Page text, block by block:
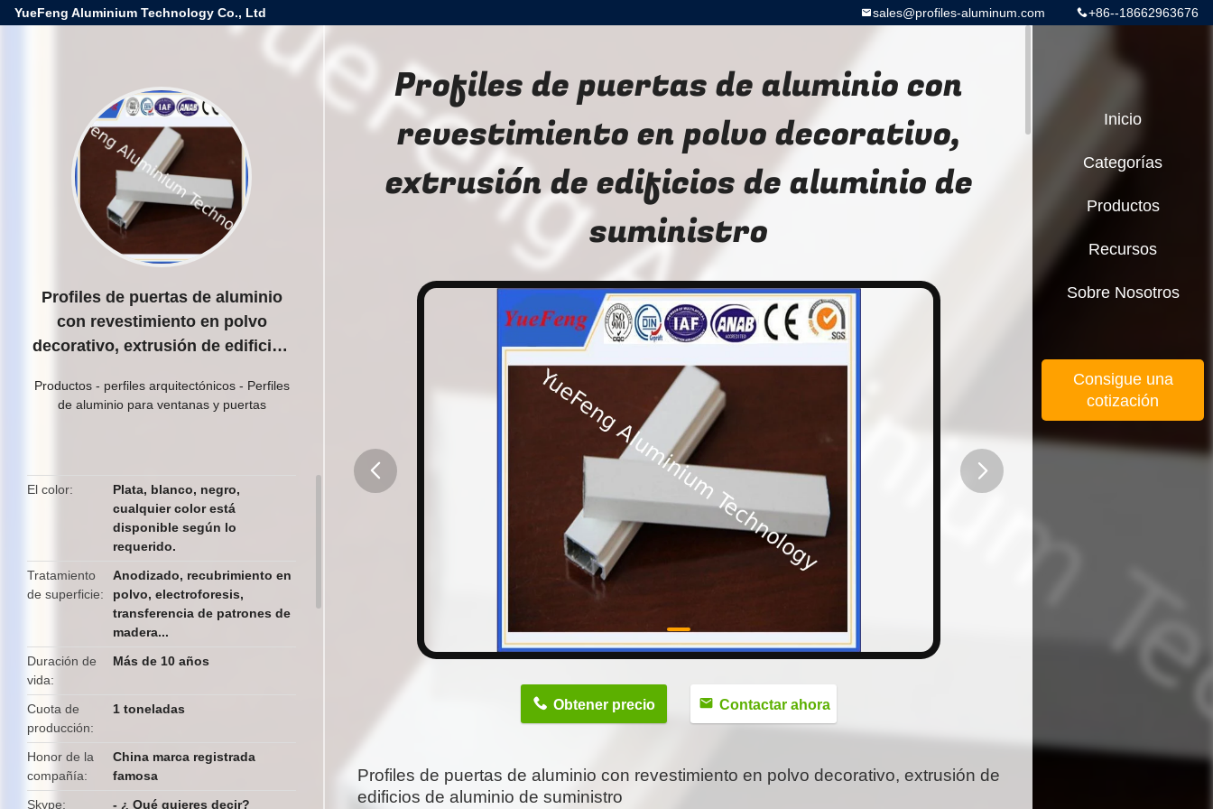
YueFeng Aluminium Technology Co., Ltd +86--18662963676
sales@profiles-aluminum.com
Profiles de puertas de aluminio
con revestimiento en polvo
decorativo, extrusión de edificios
Productos- perfiles arquitectónicos- Perfiles
de aluminio para ventanas y puertas
El color
Plata, blanco, negro,
cualquier color está
disponible según lo
requerido.
Tratamiento
de superficie
Anodizado, recubrimiento en
polvo, electroforesis,
transferencia de patrones de
madera...
Duración de
vida
Más de 10 años
Cuota de
producción
1 toneladas
Honor de la
compañía
China marca registrada
famosa
Skype
- ¿ Qué quieres decir?
Profiles de puertas de aluminio con
revestimiento en polvo decorativo,
extrusión de edificios de aluminio de
suministro
Obtener precio Contactar ahora
Profiles de puertas de aluminio con revestimiento en polvo decorativo, extrusión de
edificios de aluminio de suministro
Inicio
Categorías
Productos
Recursos
Sobre Nosotros
Consigue una
cotización